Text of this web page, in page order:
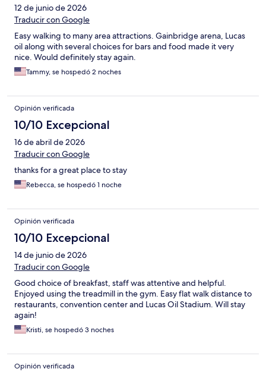
12 de junio de 2026
Traducir con Google
Easy walking to many area attractions. Gainbridge arena, Lucas
oil along with several choices for bars and food made it very
nice. Would definitely stay again.
Tammy, se hospedó 2 noches
Opinión verificada
10/10 Excepcional
16 de abril de 2026
Traducir con Google
thanks for a great place to stay
Rebecca, se hospedó 1 noche
Opinión verificada
10/10 Excepcional
14 de junio de 2026
Traducir con Google
Good choice of breakfast, staff was attentive and helpful.
Enjoyed using the treadmill in the gym. Easy flat walk distance to
restaurants, convention center and Lucas Oil Stadium. Will stay
again!
Kristi, se hospedó 3 noches
Opinión verificada